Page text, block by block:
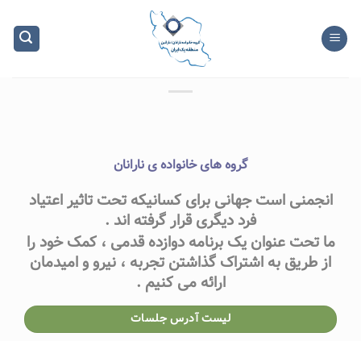
content
گروه های خانواده ی نارانان
انجمنی است جهانی برای کسانیکه تحت تاثیر اعتیاد
فرد دیگری قرار گرفته اند .
ما تحت عنوان یک برنامه دوازده قدمی ، کمک خود را
از طریق به اشتراک گذاشتن تجربه ، نیرو و امیدمان
ارائه می کنیم .
لیست آدرس جلسات